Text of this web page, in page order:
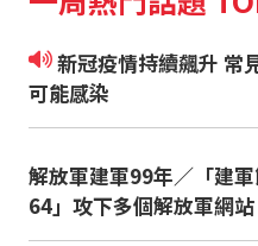
新冠疫情持續飆升 常見八大症狀 沒發燒也
可能感染
解放軍建軍99年／「建
64」攻下多個解放軍網站